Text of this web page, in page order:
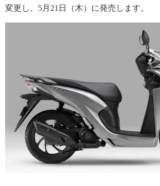
変更し、5月21日（木）に発売します。